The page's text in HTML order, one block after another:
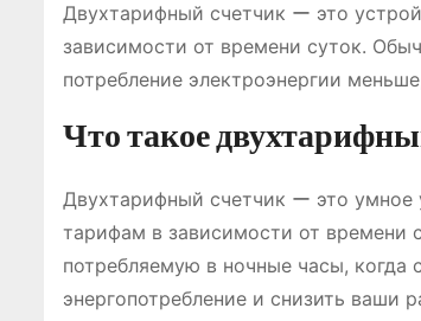
Двухтарифный счетчик ー это
зависимости от времени суток.
потребление электроэнергии
Что такое
Двухтарифный счетчик ー это умное
тарифам в зависимости от времени
потребляемую в ночные часы, когда
энергопотребление и снизить ваши